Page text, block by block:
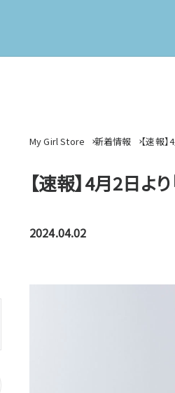
My Girl Store 新着情報 【速報
【速報】4月2日よ
2024.04.02